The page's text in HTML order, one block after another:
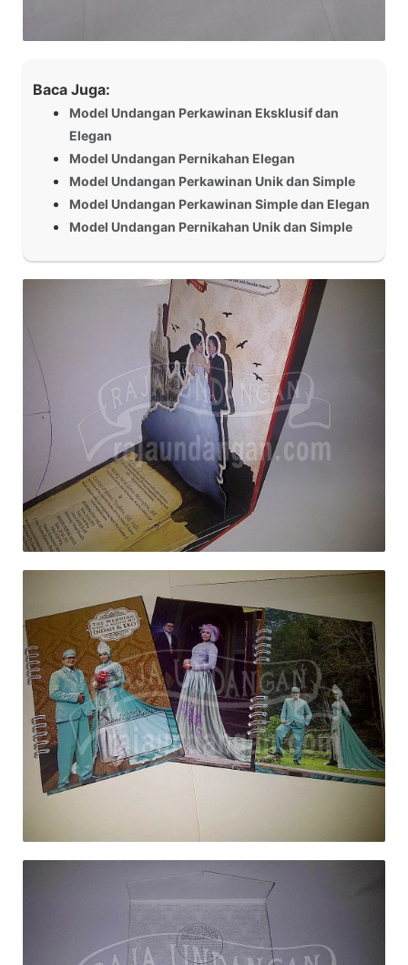
Baca Juga:
Model Undangan Perkawinan Eksklusif dan
Elegan
Model Undangan Pernikahan Elegan
Model Undangan Perkawinan Unik dan Simple
Model Undangan Perkawinan Simple dan Elegan
Model Undangan Pernikahan Unik dan Simple